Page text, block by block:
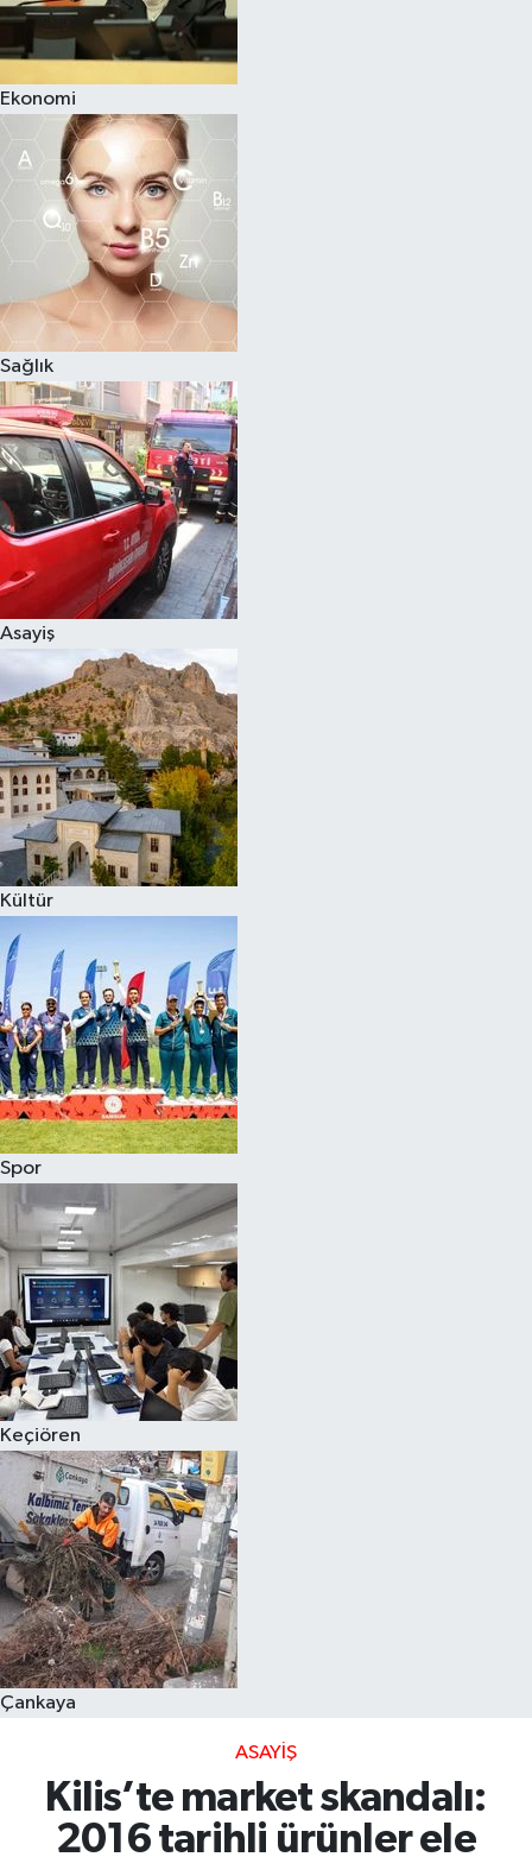
Ekonomi
Sağlık
Asayiş
Kültür
Spor
Keçiören
Çankaya
ASAYIŞ
Kilis’te market skandalı:
2016 tarihli ürünler ele